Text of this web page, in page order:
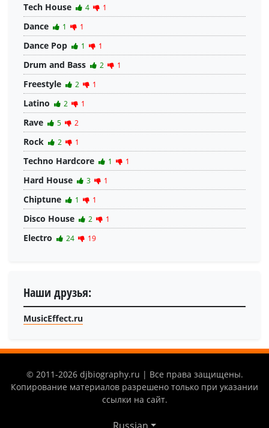
Tech House 4 1
Dance 1 1
Dance Pop 1 1
Drum and Bass 2 1
Freestyle 2 1
Latino 2 1
Rave 5 2
Rock 2 1
Techno Hardcore 1 1
Hard House 3 1
Chiptune 1 1
Disco House 2 1
Electro 24 19
Наши друзья:
MusicEffect.ru
© 2011-2026 djbiography.ru | Все права защищены.
Копирование материалов разрешено только при указании
ссылки на сайт.
Russian